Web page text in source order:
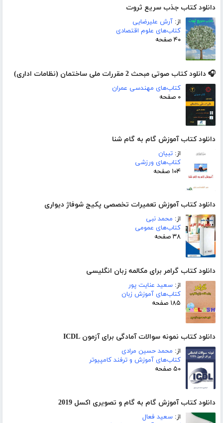
دانلود کتاب جذب سریع ثروت
از: آرش علیرضایی
کتاب‌های علوم اقتصادی
۴۰ صفحه
🎧 دانلود کتاب صوتی مبحث 2 مقررات ملی ساختمان (نظامات اداری)
کتاب‌های مهندسی عمران
۰ صفحه
دانلود کتاب آموزش گام به گام شنا
از: تبیان
کتاب‌های ورزشی
۱۰۴ صفحه
دانلود کتاب آموزش تعمیرات تخصصی پکیج شوفاژ دیواری
از: محمد نبی
کتاب‌های عمومی
۳۸ صفحه
دانلود کتاب گرامر برای مکالمه زبان انگلیسی
از: سعید عنایت پور
کتاب‌های آموزش زبان
۱۸۵ صفحه
دانلود کتاب نمونه سوالات آمادگی برای آزمون ICDL
از: محمد حسین مرادی
کتاب‌های آموزش و ترفند کامپیوتر
۵۰ صفحه
دانلود کتاب آموزش گام به گام و تصویری اکسل 2019
از: سعید فعال